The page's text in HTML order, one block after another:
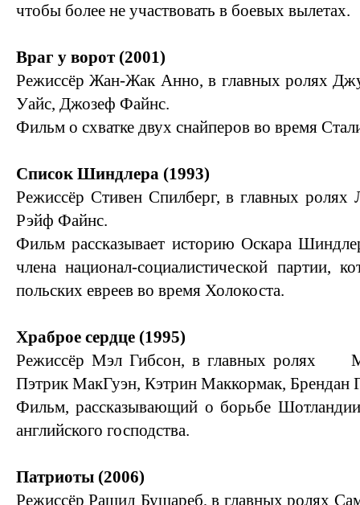
чтобы более не участвовать в боевых вылетах.
Враг у ворот (2001)
Режиссёр Жан-Жак Анно, в главных ролях
Уайс, Джозеф Файнс.
Фильм о схватке двух снайперов во время
Список Шиндлера (1993)
Режиссёр Стивен Спилберг, в главных
Рэйф Файнс.
Фильм рассказывает историю Оскара
члена национал-социалистической партии,
польских евреев во время Холокоста.
Храброе сердце (1995)
Режиссёр Мэл Гибсон, в главных ролях
Пэтрик МакГуэн, Кэтрин Маккормак, Брендан
Фильм, рассказывающий о борьбе Шотландии
английского господства.
Патриоты (2006)
Режиссёр Рашид Бушареб, в главных ролях